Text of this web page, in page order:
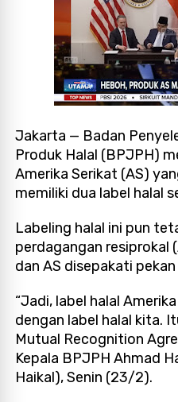
Jakarta — Badan
Produk Halal (BPJPH)
Amerika Serikat (AS)
memiliki dua label halal
Labeling halal ini pun
perdagangan resiprokal
dan AS disepakati
“Jadi, label halal
dengan label halal kita.
Mutual Recognition
Kepala BPJPH Ahmad
Haikal), Senin (23/2).